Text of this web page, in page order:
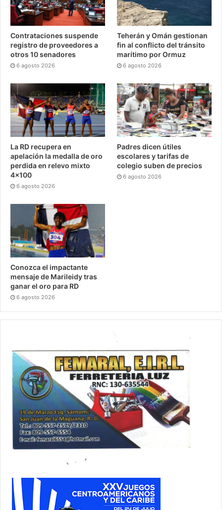
Contrataciones suspende
registro de proveedores a
otros 10 senadores
6 agosto 2026
Teherán y Omán gestionan
fin al conflicto del tránsito
marítimo por Ormuz
6 agosto 2026
La RD recupera en
apelación la medalla de oro
perdida en relevo mixto
4×100
6 agosto 2026
Padres dicen útiles
escolares y tarifas de
colegio suben de precios
6 agosto 2026
Conozca el impactante
mensaje de Marileidy tras
ganar el oro para RD
6 agosto 2026